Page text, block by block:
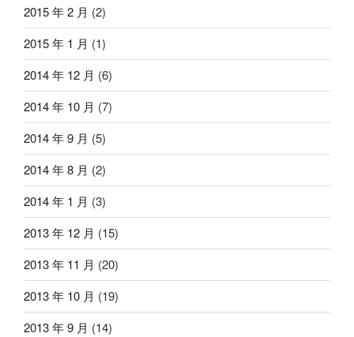
2015 年 2 月 (2)
2015 年 1 月 (1)
2014 年 12 月 (6)
2014 年 10 月 (7)
2014 年 9 月 (5)
2014 年 8 月 (2)
2014 年 1 月 (3)
2013 年 12 月 (15)
2013 年 11 月 (20)
2013 年 10 月 (19)
2013 年 9 月 (14)